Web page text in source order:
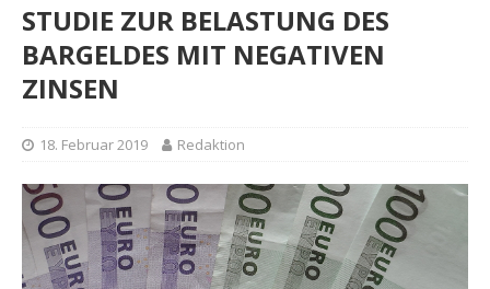
STUDIE ZUR BELASTUNG DES
BARGELDES MIT NEGATIVEN
ZINSEN
18. Februar 2019 Redaktion